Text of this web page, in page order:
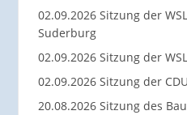
02.09.2026 Sitzung der
Suderburg
02.09.2026 Sitzung der
02.09.2026 Sitzung der
20.08.2026 Sitzung des